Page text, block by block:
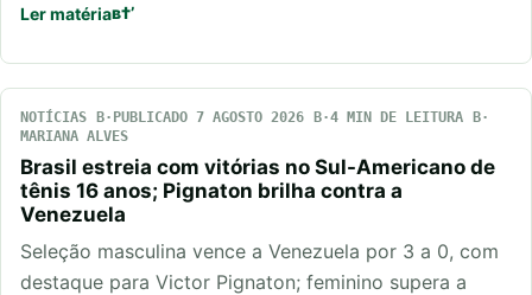
Ler matéria
NOTÍCIAS PUBLICADO 7 AGOSTO 2026
4 MIN DE LEITURA
MARIANA ALVES
Brasil estreia com vitórias no Sul-Americano de
tênis 16 anos; Pignaton brilha contra a
Venezuela
Seleção masculina vence a Venezuela por 3 a 0, com
destaque para Victor Pignaton; feminino supera a